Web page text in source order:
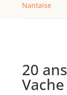
Nantaise
20